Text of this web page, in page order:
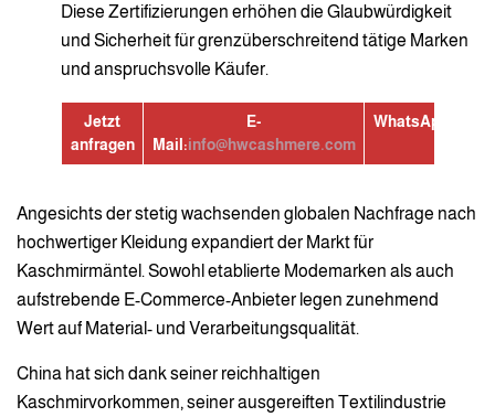
Diese Zertifizierungen erhöhen die Glaubwürdigkeit
und Sicherheit für grenzüberschreitend tätige Marken
und anspruchsvolle Käufer.
Jetzt
anfragen
E-
Mail:info@hwcashmere.com
WhatsApp:
Angesichts der stetig wachsenden globalen Nachfrage nach
hochwertiger Kleidung expandiert der Markt für
Kaschmirmäntel. Sowohl etablierte Modemarken als auch
aufstrebende E-Commerce-Anbieter legen zunehmend
Wert auf Material- und Verarbeitungsqualität.
China hat sich dank seiner reichhaltigen
Kaschmirvorkommen, seiner ausgereiften Textilindustrie